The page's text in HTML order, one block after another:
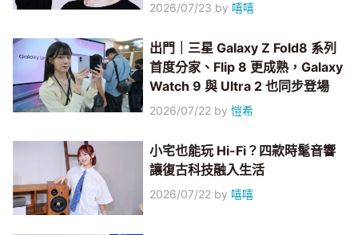
2026/07/23 by 嘻嘻
出門｜三星 Galaxy Z Fold8 系列
首度分家、Flip 8 更成熟，Galaxy
Watch 9 與 Ultra 2 也同步登場
2026/07/22 by愷希
小宅也能玩 Hi-Fi？四款時髦音響
讓復古科技融入生活
2026/07/22 by 嘻嘻